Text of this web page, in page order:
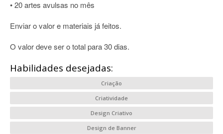
• 20 artes avulsas no mês
Enviar o valor e materiais já feitos.
O valor deve ser o total para 30 dias.
Habilidades desejadas:
Criação
Criatividade
Design Criativo
Design de Banner